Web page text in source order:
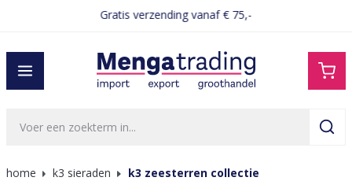
Gratis verzending vanaf € 75,-
home k3 sieraden k3 zeesterren collectie